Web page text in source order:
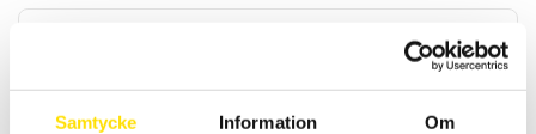
Samtycke Information Om